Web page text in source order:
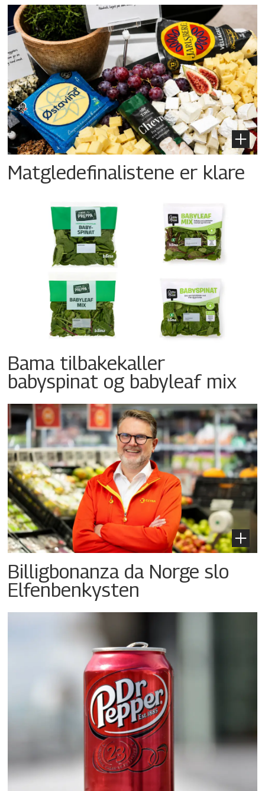
Matgledefinalistene er klare
Bama tilbakekaller
babyspinat og babyleaf mix
Billigbonanza da Norge slo
Elfenbenkysten